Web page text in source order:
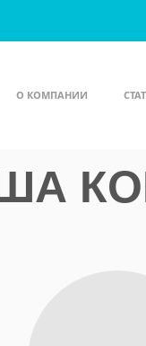
О КОМПАНИИ